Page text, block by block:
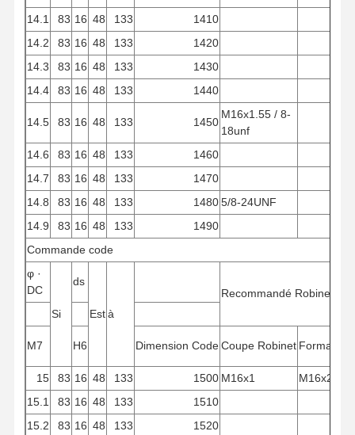
14.1
83 16 48 133
1410
14.2
83 16 48 133
1420
14.3
83 16 48 133
1430
14.4
83 16 48 133 1440
14.5 83 16 48 133 1450
M16x1.55 / 8-
18unf
14.6
83 16 48 133
1460
14.7
83 16 48 133
1470
14.8
83 16 48 133 14805/8-24UNF
14.9
83 16 48 133
1490
Commande code
φ ·
DC
Si
ds
Està
Recommandé Robinet
M7 H6 Dimension CodeCoupe Robinet Formation
15 83 16 48 133 1500 M16x1
M16x2
15.1
83 16 48 133
1510
15.2
83 16 48 133
1520